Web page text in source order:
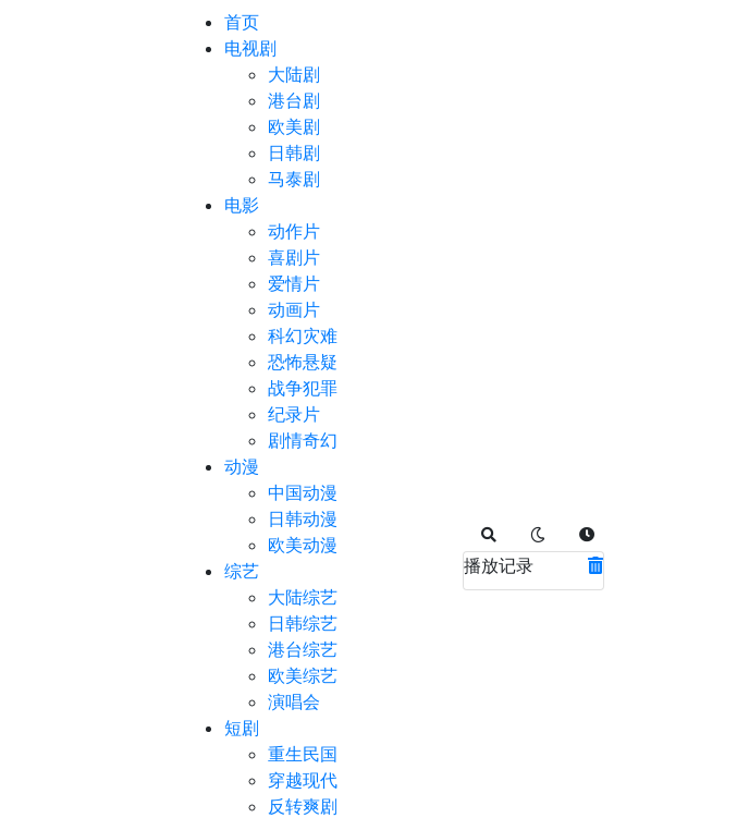
首页
电视剧
大陆剧
港台剧
欧美剧
日韩剧
马泰剧
电影
动作片
喜剧片
爱情片
动画片
科幻灾难
恐怖悬疑
战争犯罪
纪录片
剧情奇幻
动漫
中国动漫
日韩动漫
欧美动漫
综艺
大陆综艺
日韩综艺
港台综艺
欧美综艺
演唱会
短剧
重生民国
穿越现代
反转爽剧
播放记录